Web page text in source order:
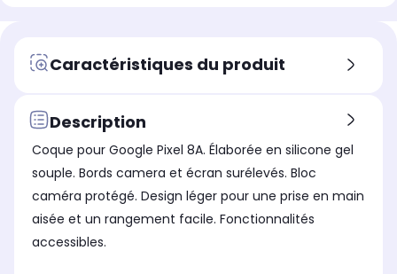
Caractéristiques du produit
Description
Coque pour Google Pixel 8A. Élaborée en silicone gel
souple. Bords camera et écran surélevés. Bloc
caméra protégé. Design léger pour une prise en main
aisée et un rangement facile. Fonctionnalités
accessibles.